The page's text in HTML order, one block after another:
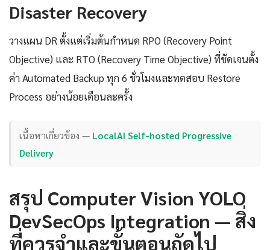
Disaster Recovery
วางแผน DR ตั้งแต่เริ่มต้นกำหนด RPO (Recovery Point
Objective) และ RTO (Recovery Time Objective) ที่ชัดเจนตั้ง
ค่า Automated Backup ทุก 6 ชั่วโมงและทดสอบ Restore
Process อย่างน้อยเดือนละครั้ง
เนื้อหาเกี่ยวข้อง — LocalAI Self-hosted Progressive
Delivery
สรุป Computer Vision YOLO
DevSecOps Integration — สิ่ง
ที่ควรจำและขั้นตอนถัดไป